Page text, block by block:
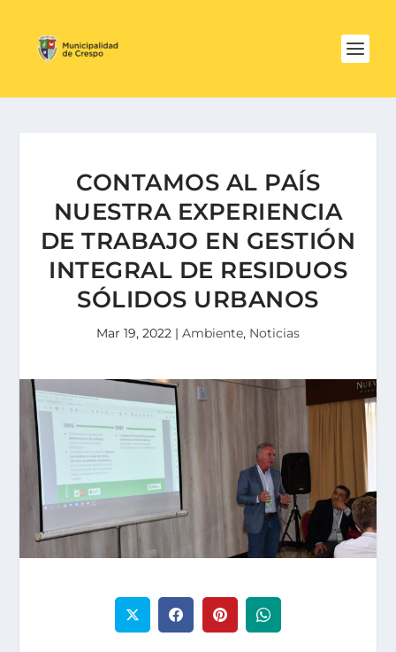
CONTAMOS AL PAÍS
NUESTRA EXPERIENCIA
DE TRABAJO EN GESTIÓN
INTEGRAL DE RESIDUOS
SÓLIDOS URBANOS
Mar 19, 2022 | Ambiente, Noticias